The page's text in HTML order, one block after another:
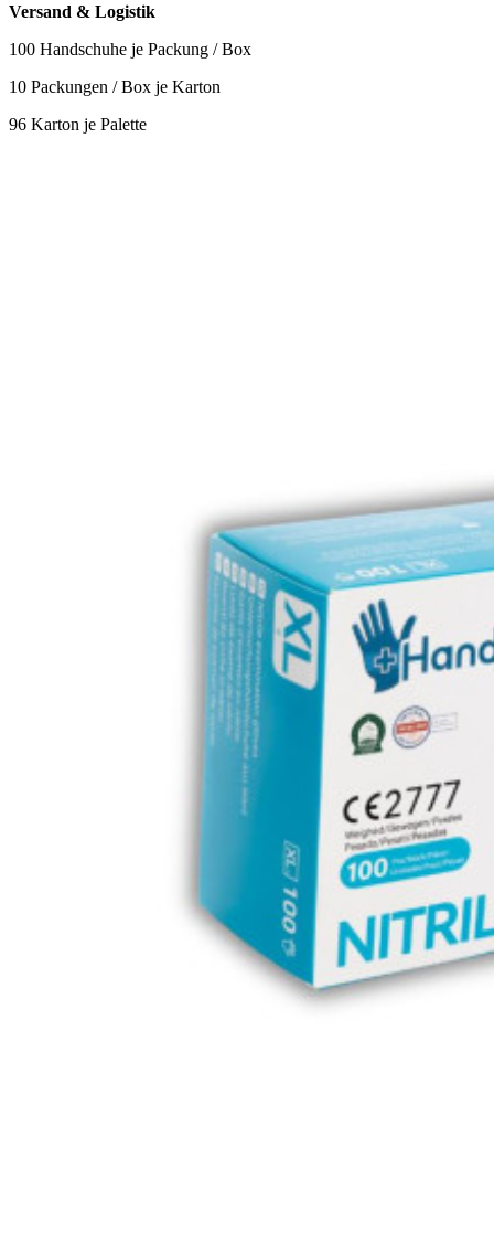
Versand & Logistik
100 Handschuhe je Packung / Box
10 Packungen / Box je Karton
96 Karton je Palette